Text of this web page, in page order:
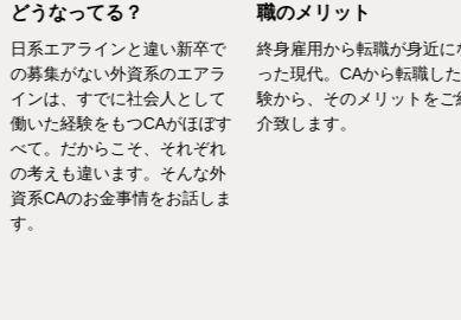
どうなってる？
日系エアラインと違い新卒で
の募集がない外資系のエアラ
インは、すでに社会人として
働いた経験をもつCAがほぼす
べて。だからこそ、それぞれ
の考えも違います。そんな外
資系CAのお金事情をお話しま
す。
職のメリット
終身雇用から転職が身近にな
った現代。CAから転職した経
験から、そのメリットをご紹
介致します。